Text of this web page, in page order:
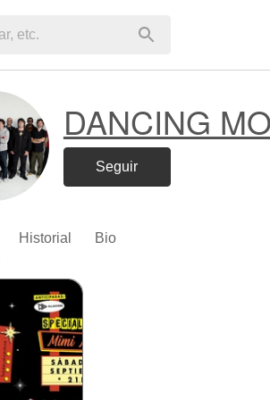
DANCING
Seguir
Historial Bio